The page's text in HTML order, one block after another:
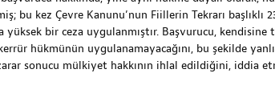
bu kez Çevre Kanunu’nun Fiillerin Tekrarı başlıklı
yüksek bir ceza uygulanmıştır. Başvurucu,
hükmünün uygulanamayacağını, bu şekilde
sonucu mülkiyet hakkının ihlal edildiğini, iddia